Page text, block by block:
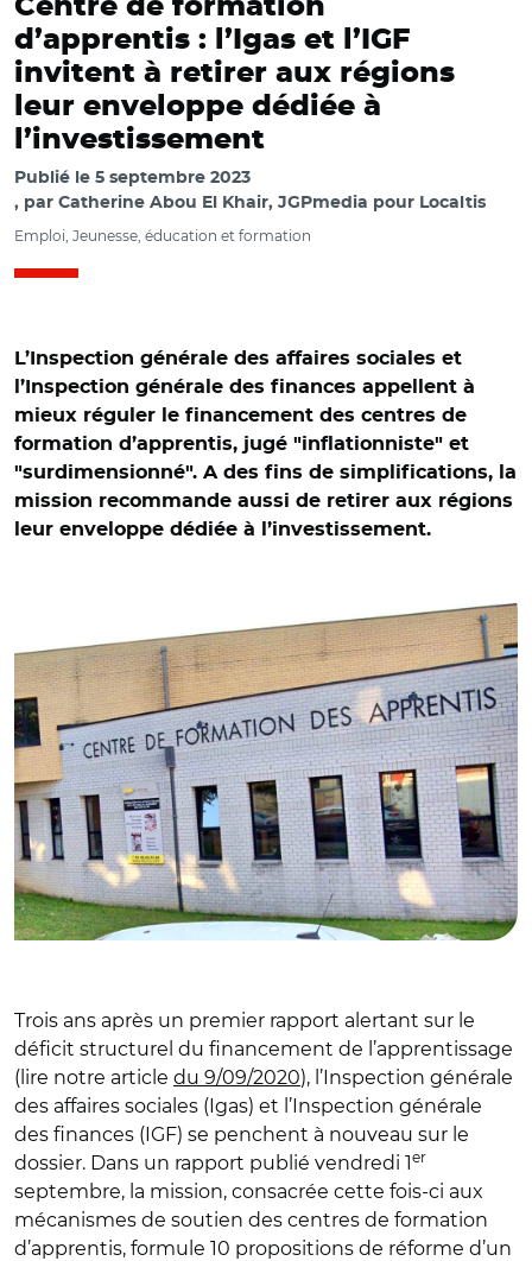
Centre de formation
d’apprentis : l’Igas et l’IGF
invitent à retirer aux régions
leur enveloppe dédiée à
l’investissement
Publié le 5 septembre 2023
par Catherine Abou El Khair, JGPmedia pour Localtis
Emploi, Jeunesse, éducation et formation
L’Inspection générale des affaires sociales et
l’Inspection générale des finances appellent à
mieux réguler le financement des centres de
formation d’apprentis, jugé "inflationniste" et
"surdimensionné". A des fins de simplifications, la
mission recommande aussi de retirer aux régions
leur enveloppe dédiée à l’investissement.
Trois ans après un premier rapport alertant sur le
déficit structurel du financement de l’apprentissage
(lire notre article du 9/09/2020), l’Inspection générale
des affaires sociales (Igas) et l’Inspection générale
des finances (IGF) se penchent à nouveau sur le
dossier. Dans un rapport publié vendredi 1er
septembre, la mission, consacrée cette fois-ci aux
mécanismes de soutien des centres de formation
d’apprentis, formule 10 propositions de réforme d’un